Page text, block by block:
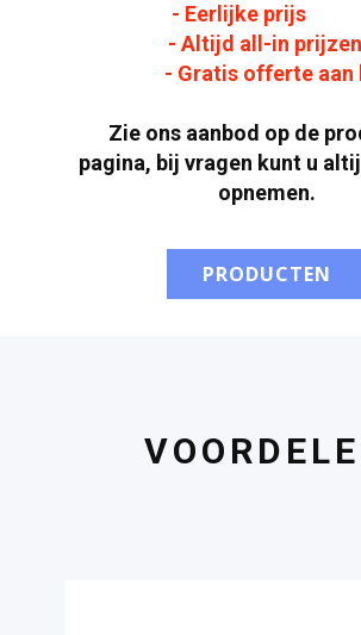
- Eerlijke prijs
- Altijd all-in prijzen
- Gratis offerte aan
Zie ons aanbod op de
pagina, bij vragen kunt u
opnemen.
PRODUCTEN